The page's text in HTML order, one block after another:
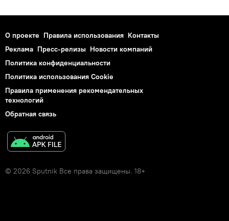
О проекте Правила использования Контакты
Реклама Пресс-релизы Новости компаний
Политика конфиденциальности
Политика использования Cookie
Правила применения рекомендательных
технологий
Обратная связь
© 2026 Sputnik Все права защищены. 18+